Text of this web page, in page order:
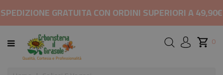
SPEDIZIONE GRATUITA CON ORDINI SUPERIORI A 49,90€
CATEGORIA
HOME
0